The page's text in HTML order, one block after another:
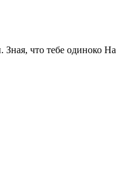
Зная, что тебе одиноко На